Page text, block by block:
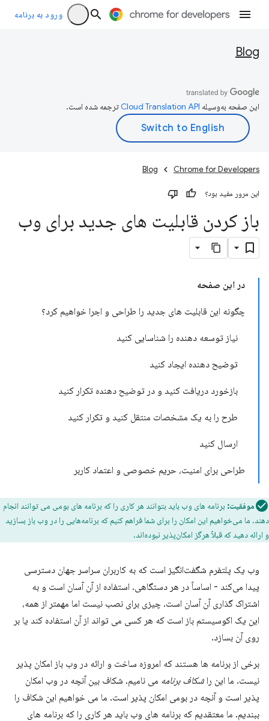
ورود به برنامه
Blog
این صفحه به‌وسیله ترجمه شده است.
Chrome for Developers
Blog
این مرور مفید بود؟
باز کردن قابلیت های جدید برای وب
در این صفحه
چگونه این قابلیت های جدید را طراحی و اجرا خواهیم کرد؟
نیاز توسعه دهنده را شناسایی کنید
توضیح دهنده ایجاد کنید
بازخورد دریافت کنید و در توضیح دهنده تکرار کنید
طرح را به یک مشخصات منتقل کنید و تکرار کنید
ارسال کنید
طراحی برای امنیت، حریم خصوصی و اعتماد کاربر
موفقیت: برنامه های وب باید بتوانند هر کاری را که برنامه های بومی می توانند انجام
دهند. ما می‌خواهیم این امکان را برای شما فراهم کنیم که برنامه‌هایی را در وب باز بسازید
و ارائه دهید که قبلاً هرگز امکان‌پذیر نبوده‌اند.
وب یک پلتفرم شگفت‌انگیز است که به کاربران سراسر جهان دسترسی
پیدا می‌کند - اساساً در هر دستگاهی. استفاده از آن آسان است و به
اشتراک گذاری آن آسان است. چیزی برای نصب نیست اما مهمتر از همه،
این یک اکوسیستم باز است که هر کسی می تواند از آن استفاده کند یا بر
روی آن بسازد.
برخی از برنامه ها هستند که امروزه ساخت و ارائه در وب باز امکان پذیر
نیست. ما این راشکاف برنامه می نامیم. شکاف بین آنچه در وب امکان
پذیر است و آنچه در بومی امکان پذیر است. ما می خواهیم این شکاف را
ببندیم. ما معتقدیم که برنامه های وب باید هر کاری را که برنامه های